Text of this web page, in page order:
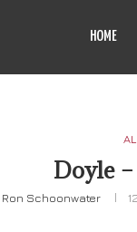
HOME
Doyle
Ron Schoonwater